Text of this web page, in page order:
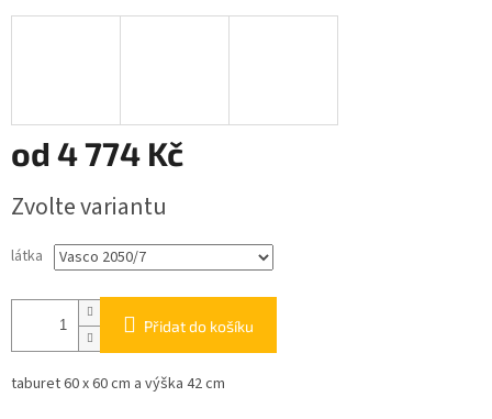
od 4 774 Kč
cena:
Zvolte variantu
látka
Přidat do košíku
taburet 60 x 60 cm a výška 42 cm